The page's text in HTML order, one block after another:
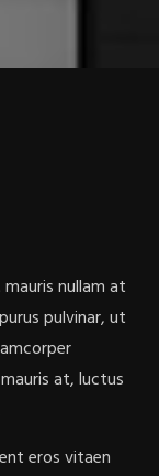
nullam at
pulvinar, ut
at, luctus
eros vitaen